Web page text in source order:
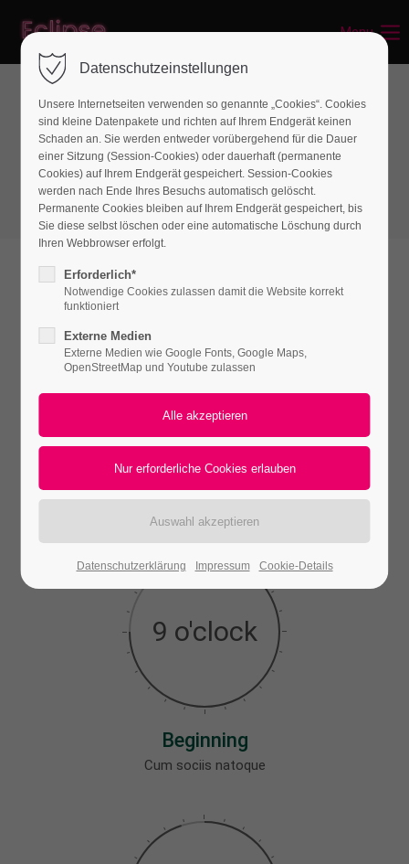
Login
Benutzername
Passwort
Register | Lost your password?
Support
Mon - Fri 8:00am - 5:00pm(GMT +1)
Get in touch
376-293 City Road, Suite 600
San Francisco, CA 94102
+44 1234 567 890
Menu
Infographics
Piechart
75 %
Design
Li Europan lingues
9 o'clock
Beginning
Cum sociis natoque
Datenschutzeinstellungen
Unsere Internetseiten verwenden so genannte „Cookies“. Cookies
sind kleine Datenpakete und richten auf Ihrem Endgerät keinen
Schaden an. Sie werden entweder vorübergehend für die Dauer
einer Sitzung (Session-Cookies) oder dauerhaft (permanente
Cookies) auf Ihrem Endgerät gespeichert. Session-Cookies
werden nach Ende Ihres Besuchs automatisch gelöscht.
Permanente Cookies bleiben auf Ihrem Endgerät gespeichert, bis
Sie diese selbst löschen oder eine automatische Löschung durch
Ihren Webbrowser erfolgt.
Erforderlich*
Notwendige Cookies zulassen damit die Website korrekt
funktioniert
Externe Medien
Externe Medien wie Google Fonts, Google Maps,
OpenStreetMap und Youtube zulassen
Datenschutzerklärung Impressum Cookie-Details